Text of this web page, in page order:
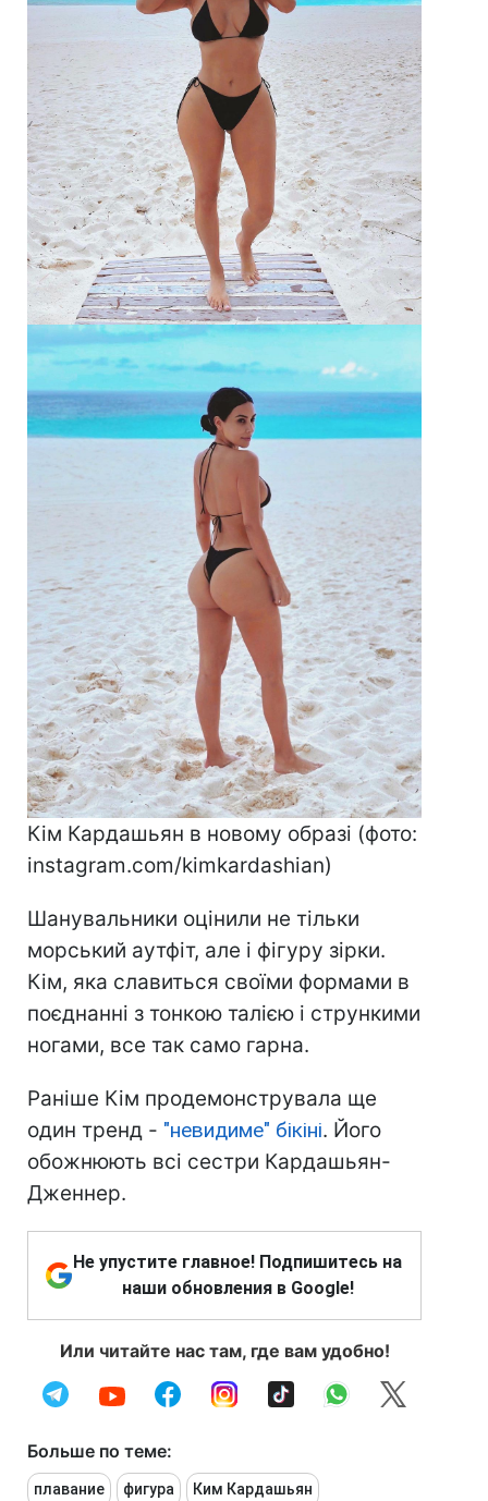
Кім Кардашьян в новому образі (фото:
instagram.com/kimkardashian)
Шанувальники оцінили не тільки
морський аутфіт, але і фігуру зірки.
Кім, яка славиться своїми формами в
поєднанні з тонкою талією і стрункими
ногами, все так само гарна.
Раніше Кім продемонструвала ще
один тренд - "невидиме" бікіні. Його
обожнюють всі сестри Кардашьян-
Дженнер.
Не упустите главное! Подпишитесь на
наши обновления в Google!
Или читайте нас там, где вам удобно!
Больше по теме:
плавание фигура Ким Кардашьян